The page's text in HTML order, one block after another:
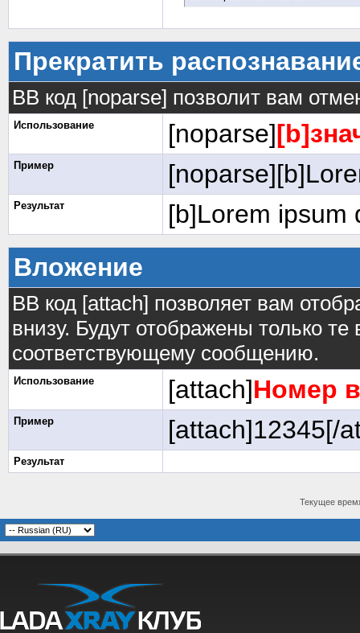
Прекратить
BB код [noparse] позволит вам
Использование [noparse]
Пример
Результат
[b]Lorem ipsum
Вложение
BB код [attach] позволяет вам
внизу. Будут отображены только
соответствующему сообщению.
Использование [attach]Номер
Пример [attach]12345[/
Результат
Текущее